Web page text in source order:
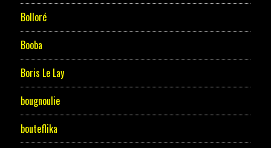
Bolloré
Booba
Boris Le Lay
bougnoulie
bouteflika